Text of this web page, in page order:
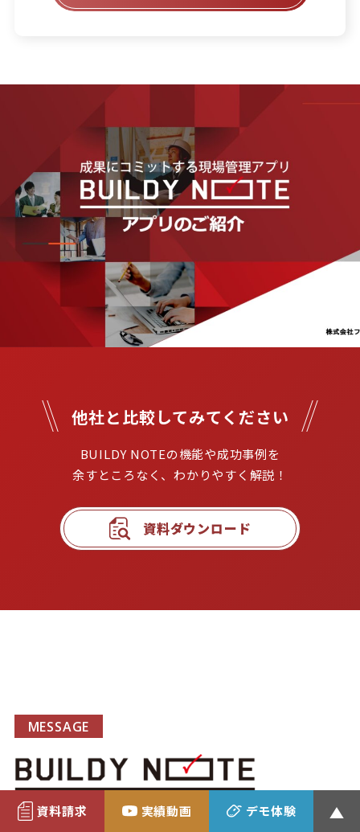
資料請求 実績動画 デモ体験
他社と比較してみてください
BUILDY NOTEの機能や成功事例を
余すところなく、わかりやすく解説！
資料ダウンロード
MESSAGE
開発チームの想い